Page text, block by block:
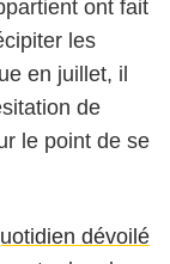
ont fait
les
en juillet, il
de
le point de se
dévoilé